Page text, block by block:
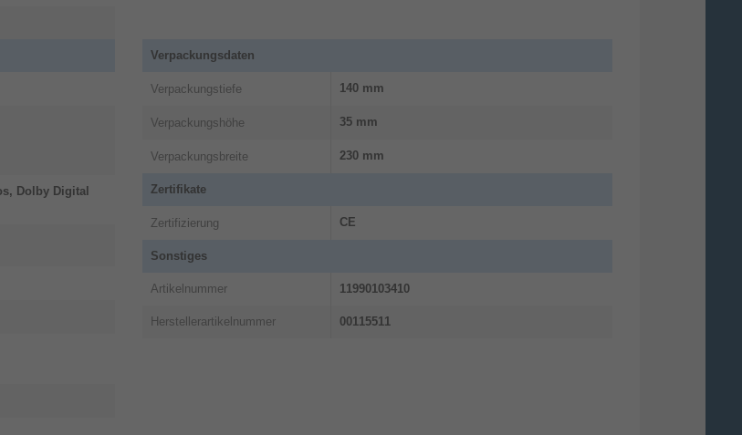
Dolby Digital
Verpackungsdaten
Verpackungstiefe 140 mm
Verpackungshöhe 35 mm
Verpackungsbreite 230 mm
Zertifikate
Zertifizierung CE
Sonstiges
Artikelnummer 11990103410
Herstellerartikelnummer 00115511